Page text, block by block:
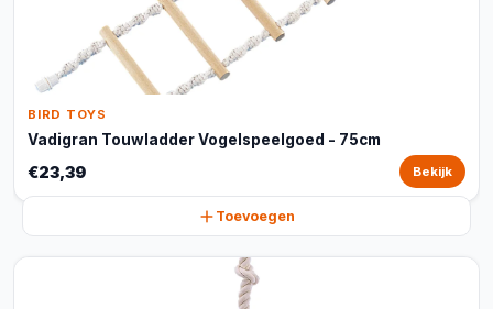
BIRD TOYS
Vadigran Touwladder Vogelspeelgoed - 75cm
€23,39 Bekijk
Toevoegen